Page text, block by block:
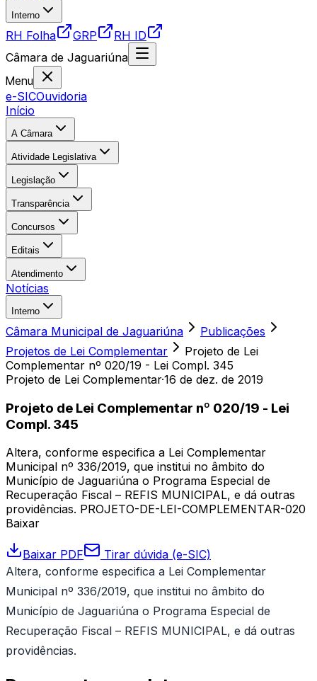
Interno
RH Folha GRP
RH ID
Câmara de Jaguariúna
Menu
e-SICOuvidoria
Início
A Câmara
Atividade Legislativa
Legislação
Transparência
Concursos
Editais
Atendimento
Notícias
Interno
Câmara Municipal de Jaguariúna
Publicações
Projetos de Lei Complementar
Projeto de Lei
Complementar nº 020/19 - Lei Compl. 345
Projeto de Lei Complementar·16 de dez. de 2019
Projeto de Lei Complementar nº 020/19 - Lei
Compl. 345
Altera, conforme especifica a Lei Complementar
Municipal nº 336/2019, que institui no âmbito do
Município de Jaguariúna o Programa Especial de
Recuperação Fiscal – REFIS MUNICIPAL, e dá outras
providências. PROJETO-DE-LEI-COMPLEMENTAR-020
Baixar
Baixar PDF
Tirar dúvida (e-SIC)
Altera, conforme especifica a Lei Complementar
Municipal nº 336/2019, que institui no âmbito do
Município de Jaguariúna o Programa Especial de
Recuperação Fiscal – REFIS MUNICIPAL, e dá outras
providências.